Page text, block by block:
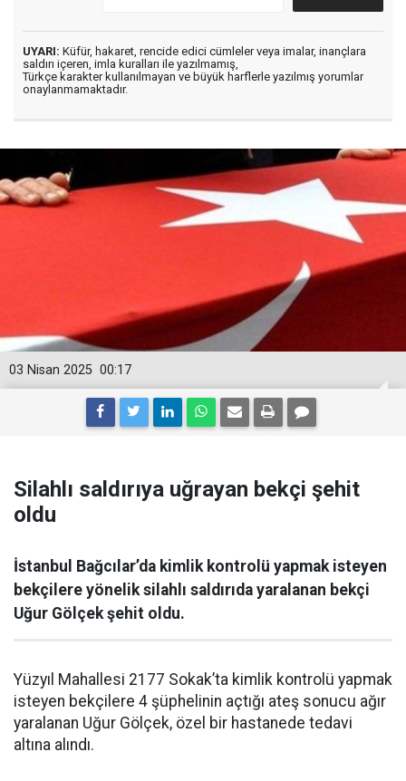
UYARI: Küfür, hakaret, rencide edici cümleler veya imalar, inançlara
saldırı içeren, imla kuralları ile yazılmamış,
Türkçe karakter kullanılmayan ve büyük harflerle yazılmış yorumlar
onaylanmamaktadır.
00:17
03 Nisan 2025
Silahlı saldırıya uğrayan bekçi şehit
oldu
İstanbul Bağcılar’da kimlik kontrolü yapmak isteyen
bekçilere yönelik silahlı saldırıda yaralanan bekçi
Uğur Gölçek şehit oldu.
Yüzyıl Mahallesi 2177 Sokak’ta kimlik kontrolü yapmak
isteyen bekçilere 4 şüphelinin açtığı ateş sonucu ağır
yaralanan Uğur Gölçek, özel bir hastanede tedavi
altına alındı.